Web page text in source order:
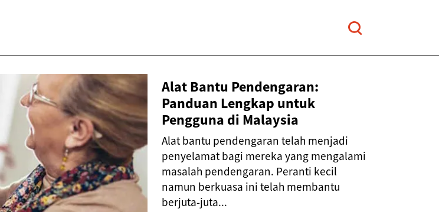
Alat Bantu Pendengaran:
Panduan Lengkap untuk
Pengguna di Malaysia
Alat bantu pendengaran telah menjadi
penyelamat bagi mereka yang mengalami
masalah pendengaran. Peranti kecil
namun berkuasa ini telah membantu
berjuta-juta...